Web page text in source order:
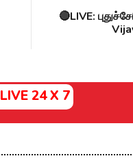
🔴LIVE:
LIVE 24 X 7